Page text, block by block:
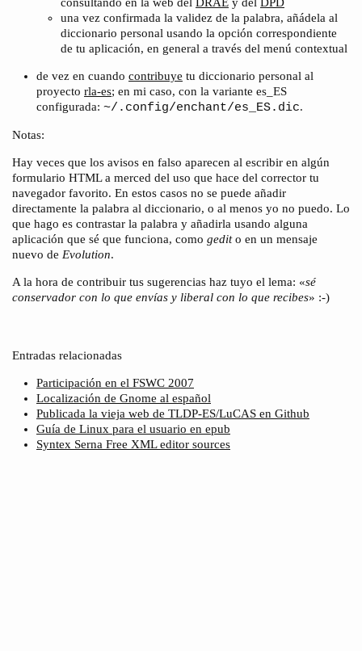
una vez confirmada la validez de la palabra, añádela al
diccionario personal usando la opción correspondiente
de tu aplicación, en general a través del menú contextual
de vez en cuando contribuye tu diccionario personal al
proyecto rla-es; en mi caso, con la variante es_ES
configurada: ~/.config/enchant/es_ES.dic.
Notas:
Hay veces que los avisos en falso aparecen al escribir en algún
formulario HTML a merced del uso que hace del corrector tu
navegador favorito. En estos casos no se puede añadir
directamente la palabra al diccionario, o al menos yo no puedo. Lo
que hago es contrastar la palabra y añadirla usando alguna
aplicación que sé que funciona, como gedito en un mensaje
nuevo de Evolution.
A la hora de contribuir tus sugerencias haz tuyo el lema: «sé
conservador con lo que envías y liberal con lo que recibes» :-)
Entradas relacionadas
Participación en el FSWC 2007
Localización de Gnome al español
Publicada la vieja web de TLDP-ES/LuCAS en Github
Guía de Linux para el usuario en epub
Syntex Serna Free XML editor sources